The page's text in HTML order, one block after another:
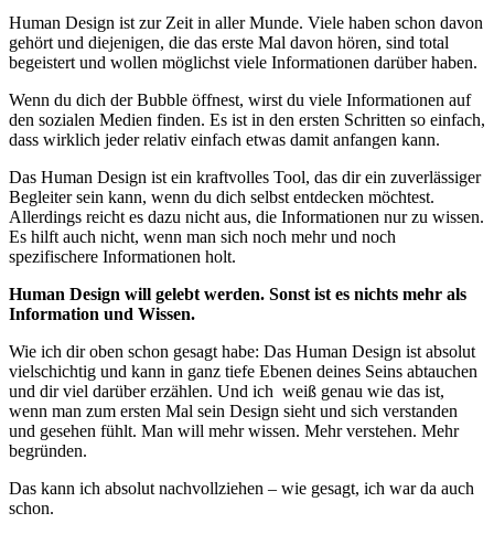
Human Design ist zur Zeit in aller Munde. Viele haben schon davon
gehört und diejenigen, die das erste Mal davon hören, sind total
begeistert und wollen möglichst viele Informationen darüber haben.
Wenn du dich der Bubble öffnest, wirst du viele Informationen auf
den sozialen Medien finden. Es ist in den ersten Schritten so einfach,
dass wirklich jeder relativ einfach etwas damit anfangen kann.
Das Human Design ist ein kraftvolles Tool, das dir ein zuverlässiger
Begleiter sein kann, wenn du dich selbst entdecken möchtest.
Allerdings reicht es dazu nicht aus, die Informationen nur zu wissen.
Es hilft auch nicht, wenn man sich noch mehr und noch
spezifischere Informationen holt.
Human Design will gelebt werden. Sonst ist es nichts mehr als
Information und Wissen.
Wie ich dir oben schon gesagt habe: Das Human Design ist absolut
vielschichtig und kann in ganz tiefe Ebenen deines Seins abtauchen
und dir viel darüber erzählen. Und ich weiß genau wie das ist,
wenn man zum ersten Mal sein Design sieht und sich verstanden
und gesehen fühlt. Man will mehr wissen. Mehr verstehen. Mehr
begründen.
Das kann ich absolut nachvollziehen – wie gesagt, ich war da auch
schon.